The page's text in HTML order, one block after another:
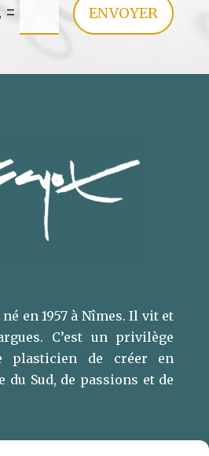
= ENVOYER
en 1957 à Nîmes. Il vit et
​C’est un privilège
plasticien de créer en
du Sud, de passions et de